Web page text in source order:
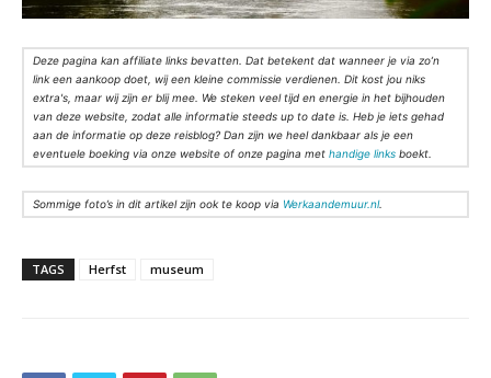
Deze pagina kan affiliate links bevatten. Dat betekent dat wanneer je via zo’n
link een aankoop doet, wij een kleine commissie verdienen. Dit kost jou niks
extra's, maar wij zijn er blij mee. We steken veel tijd en energie in het bijhouden
van deze website, zodat alle informatie steeds up to date is. Heb je iets gehad
aan de informatie op deze reisblog? Dan zijn we heel dankbaar als je een
eventuele boeking via onze website of onze pagina met handige links boekt.
Sommige foto’s in dit artikel zijn ook te koop via Werkaandemuur.nl.
TAGS Herfst museum